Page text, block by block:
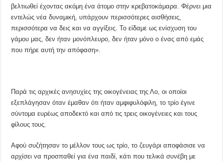
βελτιωθεί έχοντας ακόμη ένα άτομο στην κρεβατοκάμαρα. Φέρνει μια
εντελώς νέα δυναμική, υπάρχουν περισσότερες αισθήσεις,
περισσότερα να δεις και να αγγίξεις. Το είδαμε ως ενίσχυση του
γάμου μας, δεν ήταν μονόπλευρο, δεν ήταν μόνο ο ένας από εμάς
που πήρε αυτή την απόφαση».
Παρά τις αρχικές ανησυχίες της οικογένειας της Λο, οι οποίοι
εξεπλάγησαν όταν έμαθαν ότι ήταν αμφιφυλόφιλη, το τρίο έγινε
σύντομα ευρέως αποδεκτό και από τις τρεις οικογένειες και τους
φίλους τους.
Αφού συζήτησαν το μέλλον τους ως τρίο, το ζευγάρι αποφάσισε να
αρχίσει να προσπαθεί για ένα παιδί, κάτι που τελικά συνέβη με